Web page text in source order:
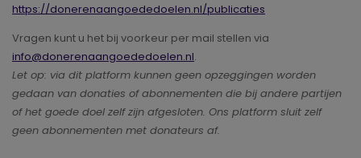
https://donerenaangoededoelen.nl/publicaties
Vragen kunt u het bij voorkeur per mail stellen via
info@donerenaangoededoelen.nl.
Let op: via dit platform kunnen geen opzeggingen worden
gedaan van donaties of abonnementen die bij andere partijen
of het goede doel zelf zijn afgesloten. Ons platform sluit zelf
geen abonnementen met donateurs af.